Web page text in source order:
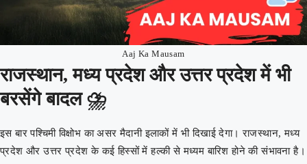
Aaj Ka Mausam
राजस्थान, मध्य प्रदेश और उत्तर प्रदेश में भी
बरसेंगे बादल ⛈️
इस बार पश्चिमी विक्षोभ का असर मैदानी इलाकों में भी दिखाई देगा। राजस्थान, मध्य
प्रदेश और उत्तर प्रदेश के कई हिस्सों में हल्की से मध्यम बारिश होने की संभावना है।